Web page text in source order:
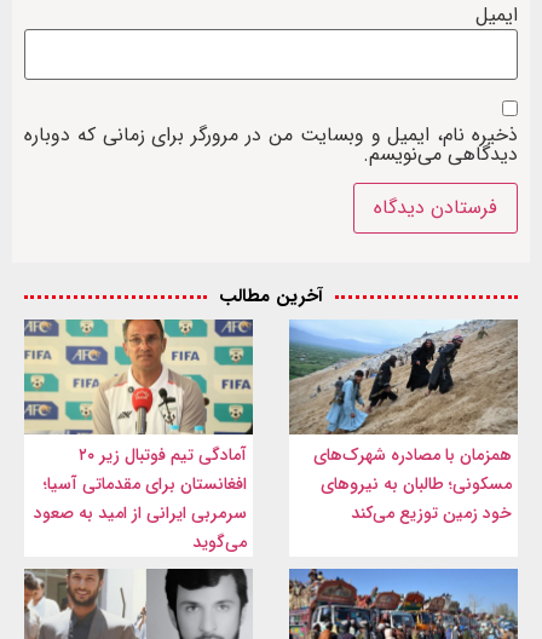
ایمیل
ذخیره نام، ایمیل و وبسایت من در مرورگر برای زمانی که دوباره
دیدگاهی می‌نویسم.
آخرین مطالب
همزمان با مصادره شهرک‌های
مسکونی؛ طالبان به نیروهای
خود زمین توزیع می‌کند
آمادگی تیم فوتبال زیر ۲۰
افغانستان برای مقدماتی آسیا؛
سرمربی ایرانی از امید به صعود
می‌گوید